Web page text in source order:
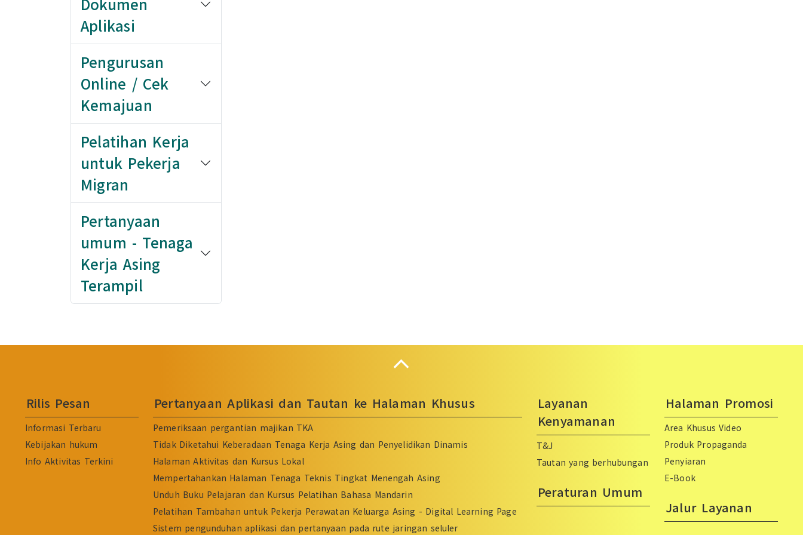
Aplikasi
Pengurusan
Online / Cek
Kemajuan
Pelatihan Kerja
untuk Pekerja
Migran
Pertanyaan
umum - Tenaga
Kerja Asing
Terampil
Rilis Pesan
Informasi Terbaru
Kebijakan hukum
Info Aktivitas Terkini
Pertanyaan Aplikasi dan Tautan ke Halaman Khusus
Pemeriksaan pergantian majikan TKA
Tidak Diketahui Keberadaan Tenaga Kerja Asing dan Penyelidikan Dinamis
Halaman Aktivitas dan Kursus Lokal
Mempertahankan Halaman Tenaga Teknis Tingkat Menengah Asing
Unduh Buku Pelajaran dan Kursus Pelatihan Bahasa Mandarin
Pelatihan Tambahan untuk Pekerja Perawatan Keluarga Asing - Digital Learning Page
Sistem pengunduhan aplikasi dan pertanyaan pada rute jaringan seluler
Layanan
Kenyamanan
T&J
Tautan yang berhubungan
Peraturan Umum
Halaman Promosi
Area Khusus Video
Produk Propaganda
Penyiaran
E-Book
Jalur Layanan